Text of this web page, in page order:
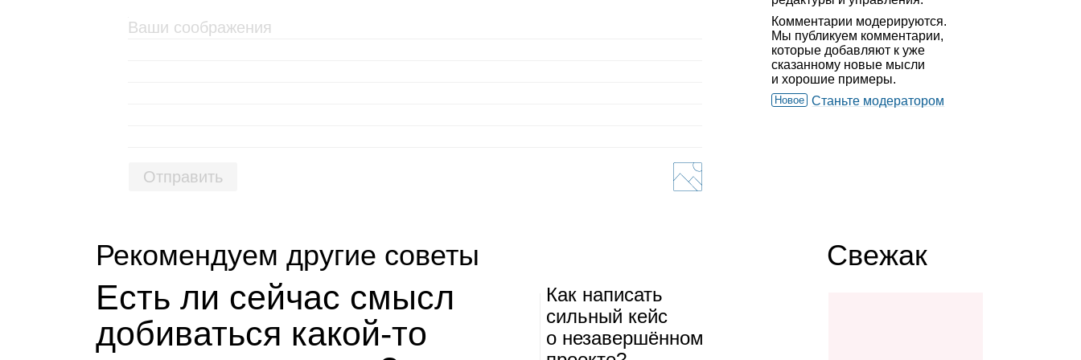
Отправить
Комментарии модерируются.
Мы публикуем комментарии,
которые добавляют к уже
сказанному новые мысли
и хорошие примеры.
Новое Станьте модератором
Рекомендуем другие советы
Есть ли сей­час смысл
доби­ваться какой‑то
Как напи­сать
силь­ный кейс
о неза­вер­шён­ном
Свежак